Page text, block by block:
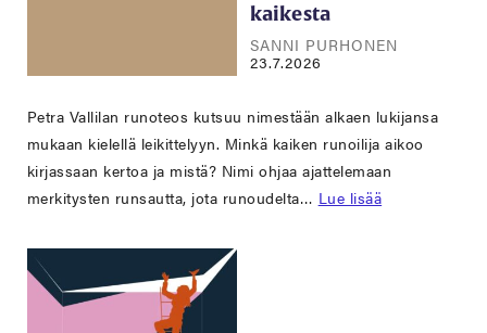
kaikesta
SANNI PURHONEN
23.7.2026
Petra Vallilan runoteos kutsuu nimestään alkaen lukijansa
mukaan kielellä leikittelyyn. Minkä kaiken runoilija aikoo
kirjassaan kertoa ja mistä? Nimi ohjaa ajattelemaan
merkitysten runsautta, jota runoudelta… Lue lisää